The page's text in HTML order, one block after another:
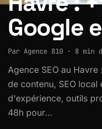
Google
Par Agence 810 · 8
Agence SEO au
de contenu, SEO local
d'expérience, outils
48h pour...